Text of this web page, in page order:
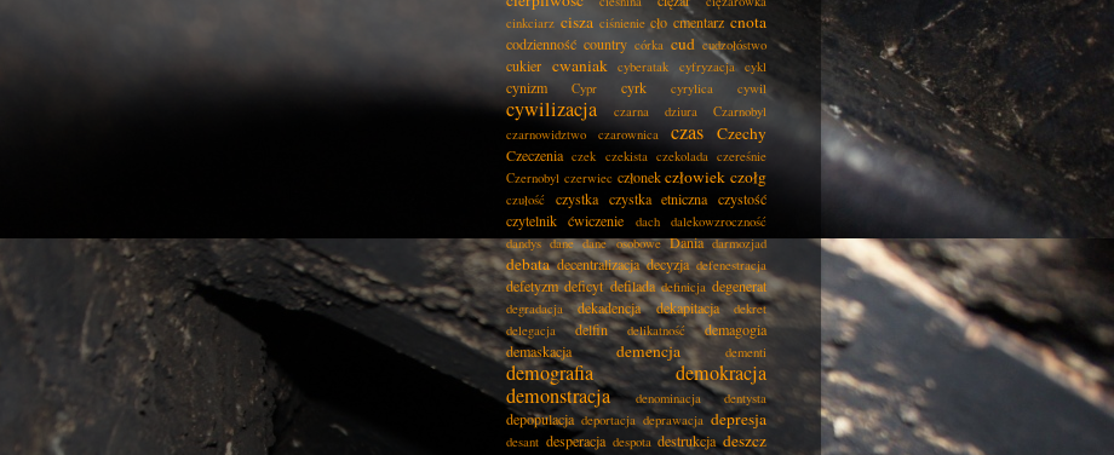
cinkciarz cisza ciśnienie cło cmentarz cnota
codzienność country córka cud cudzołóstwo
cukier cwaniak cyberatak cyfryzacja cykl
cynizm Cypr cyrk cyrylica cywil
cywilizacja czarna dziura
Czarnobyl
czarnowidztwo
czarownica czas Czechy
Czeczenia czek czekista czekolada czereśnie
Czernobyl czerwiec członek człowiek czołg
czułość czystka czystka etniczna czystość
czytelnik ćwiczenie dach
dalekowzroczność
dandys dane dane osobowe Dania darmozjad
debata decentralizacja decyzja defenestracja
defetyzm deficyt defilada definicja degenerat
degradacja dekadencja dekapitacja
dekret
delegacja
delfin delikatność
demagogia
demaskacja
demencja dementi
demografia
demokracja
demonstracja
denominacja dentysta
depopulacja deportacja deprawacja depresja
desant desperacja despota destrukcja deszcz